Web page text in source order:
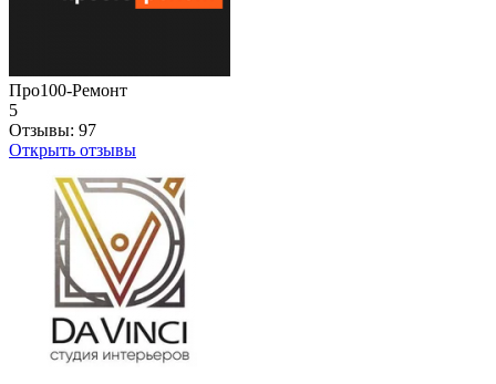
Про100-Ремонт
5
Отзывы: 97
Открыть отзывы